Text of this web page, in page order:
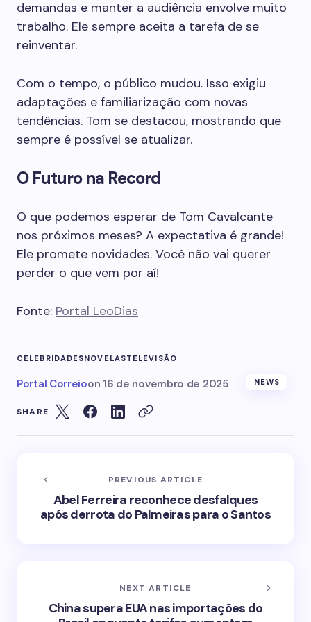
demandas e manter a audiência envolve muito
trabalho. Ele sempre aceita a tarefa de se
reinventar.
Com o tempo, o público mudou. Isso exigiu
adaptações e familiarização com novas
tendências. Tom se destacou, mostrando que
sempre é possível se atualizar.
O Futuro na Record
O que podemos esperar de Tom Cavalcante
nos próximos meses? A expectativa é grande!
Ele promete novidades. Você não vai querer
perder o que vem por aí!
Fonte: Portal LeoDias
CELEBRIDADESNOVELASTELEVISÃO
Portal Correioon 16 de novembro de 2025 NEWS
SHARE
PREVIOUS ARTICLE
Abel Ferreira reconhece desfalques
após derrota do Palmeiras para o Santos
NEXT ARTICLE
China supera EUA nas importações do